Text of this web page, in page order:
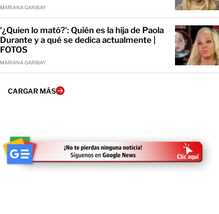
MARIANA GARIBAY
'¿Quien lo mató?': Quién es la hija de Paola
Durante y a qué se dedica actualmente |
FOTOS
MARIANA GARIBAY
CARGAR MÁS